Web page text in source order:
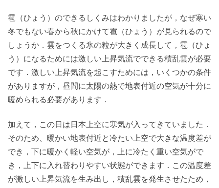
雹（ひょう）のできるしくみはわかりましたが，なぜ寒い
冬でもない春から秋にかけて雹（ひょう）が見られるので
しょうか．雲をつくる氷の粒が大きく成長して，雹（ひょ
う）になるためには激しい上昇気流でできる積乱雲が必要
です．激しい上昇気流を起こすためには，いくつかの条件
がありますが，昼間に太陽の熱で地表付近の空気が十分に
暖められる必要があります．
加えて，この日は日本上空に寒気が入ってきていました．
そのため、暖かい地表付近と冷たい上空で大きな温度差が
でき，下に暖かく軽い空気が，上に冷たく重い空気がで
き，上下に入れ替わりやすい状態ができます．この温度差
が激しい上昇気流を生み出し，積乱雲を発生させたため，